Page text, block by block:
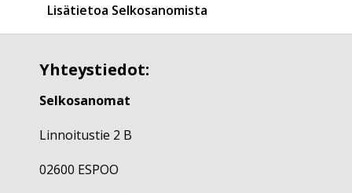
Lisätietoa Selkosanomista
Yhteystiedot:
Selkosanomat
Linnoitustie 2 B
02600 ESPOO